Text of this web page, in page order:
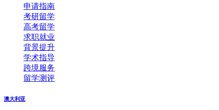
申请指南
考研留学
高考留学
求职就业
背景提升
学术指导
跨境服务
留学测评
澳大利亚